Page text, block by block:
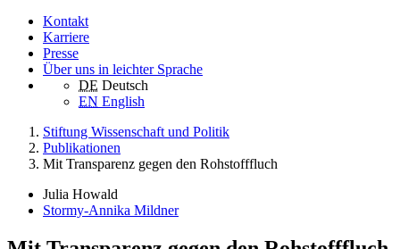
Kontakt
Karriere
Presse
Über uns in leichter Sprache
DE Deutsch
EN English
Stiftung Wissenschaft und Politik
Publikationen
Mit Transparenz gegen den Rohstofffluch
Julia Howald
Stormy-Annika Mildner